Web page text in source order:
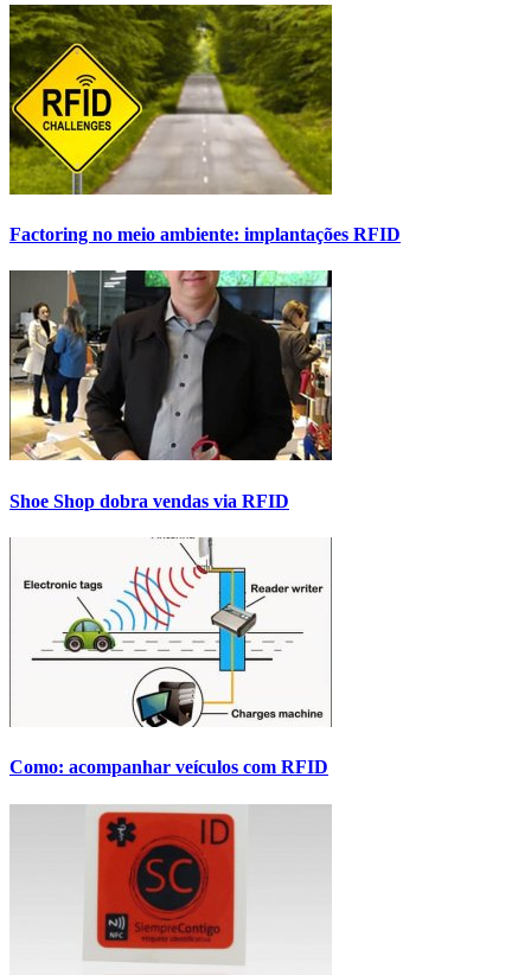
Factoring no meio ambiente: implantações RFID
Shoe Shop dobra vendas via RFID
Como: acompanhar veículos com RFID